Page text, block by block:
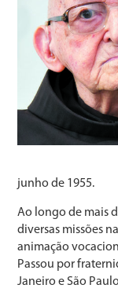
junho de 1955.
Ao longo de mais
diversas missões
animação
Passou por
Janeiro e São